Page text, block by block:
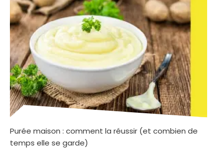
Purée maison : comment la réussir (et combien de
temps elle se garde)